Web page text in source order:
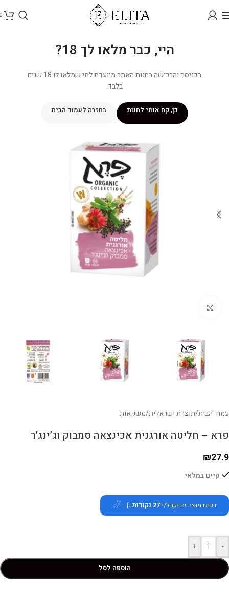
היי, כבר מלאו לך 18?
הכניסה והרכישה בחנות האתר מיועדת למי שמלאו לו 18 שנים
בלבד.
כן, קח אותי לחנות בחזרה לעמוד הבית
עמוד הבית/תוצרת ישראלית/משקאות
פרא – חליטה אורגנית אכינצאה סמבוק וג’ינג’ר
₪27.9
קיים במלאי
רכוש מוצר זה וקבל/י27 נקודות :)
-
+
הוספה לסל